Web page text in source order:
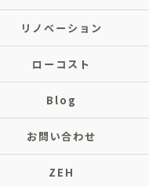
リノベーション
ローコスト
Blog
お問い合わせ
ZEH